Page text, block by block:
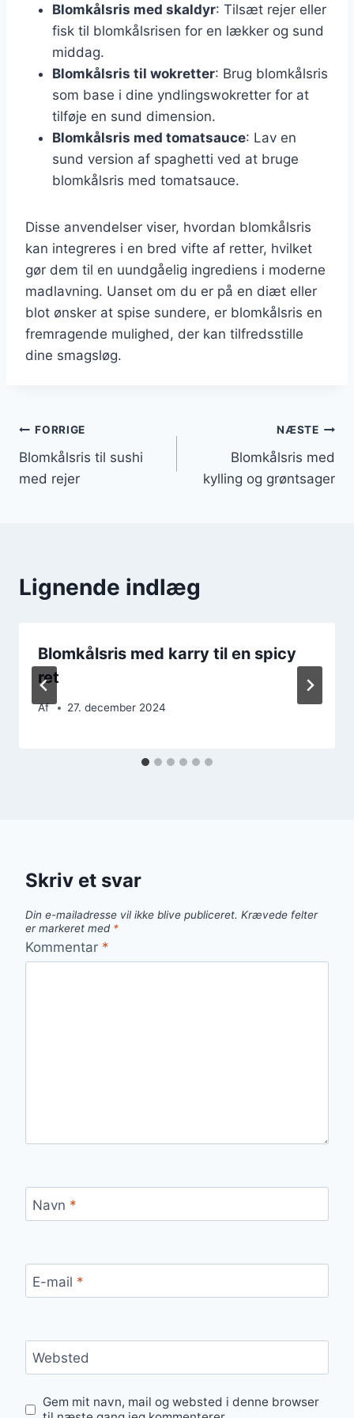
Blomkålsris med skaldyr: Tilsæt rejer eller
fisk til blomkålsrisen for en lækker og sund
middag.
Blomkålsris til wokretter: Brug blomkålsris
som base i dine yndlingswokretter for at
tilføje en sund dimension.
Blomkålsris med tomatsauce: Lav en
sund version af spaghetti ved at bruge
blomkålsris med tomatsauce.
Disse anvendelser viser, hvordan blomkålsris
kan integreres i en bred vifte af retter, hvilket
gør dem til en uundgåelig ingrediens i moderne
madlavning. Uanset om du er på en diæt eller
blot ønsker at spise sundere, er blomkålsris en
fremragende mulighed, der kan tilfredsstille
dine smagsløg.
Indlægsnavigation
FORRIGE
Blomkålsris til sushi
med rejer
NÆSTE
Blomkålsris med
kylling og grøntsager
Lignende indlæg
Blomkålsris med karry til en spicy
ret
Af 27. december 2024
Skriv et svar
Din e-mailadresse vil ikke blive publiceret. Krævede felter
er markeret med *
Kommentar *
Navn *
E-mail *
Websted
Gem mit navn, mail og websted i denne browser